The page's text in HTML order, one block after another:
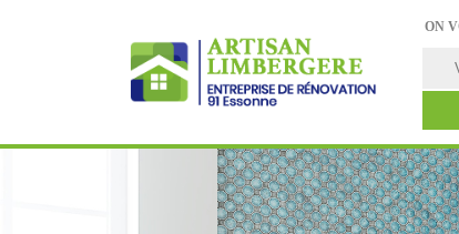
ON